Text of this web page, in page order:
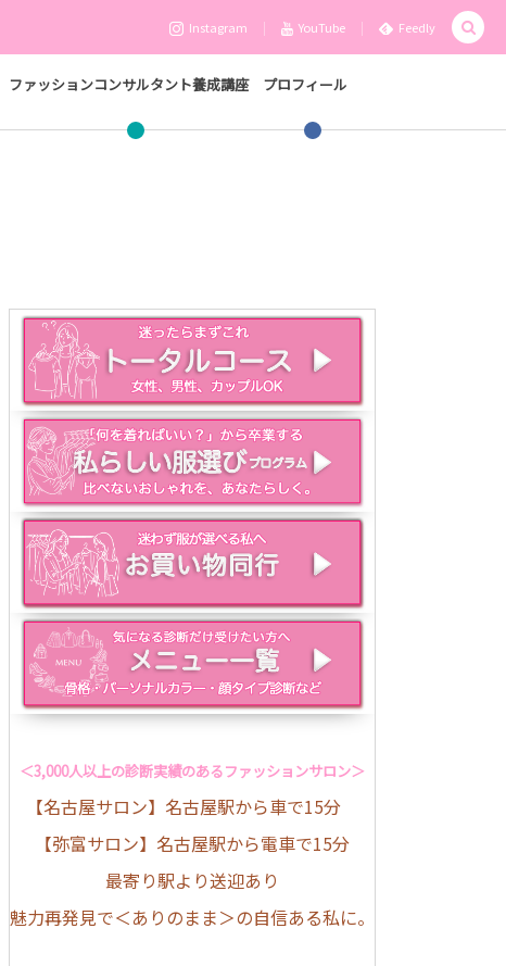
Instagram YouTube Feedly
ファッションコンサルタント養成講座 プロフィール
＜3,000人以上の診断実績のあるファッションサロン＞
【名古屋サロン】名古屋駅から車で15分
【弥富サロン】名古屋駅から電車で15分
最寄り駅より送迎あり
魅力再発見で＜ありのまま＞の自信ある私に。